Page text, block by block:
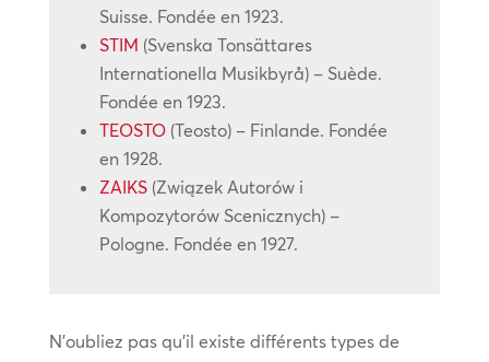
Suisse. Fondée en 1923.
STIM (Svenska Tonsättares
Internationella Musikbyrå) – Suède.
Fondée en 1923.
TEOSTO(Teosto) – Finlande. Fondée
en 1928.
ZAIKS(Związek Autorów i
Kompozytorów Scenicznych) –
Pologne. Fondée en 1927.
N’oubliez pas qu’il existe différents types de